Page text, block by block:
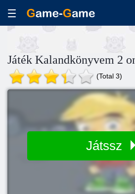
Játék Kalandkönyvem 2
(Total 3)
Játssz